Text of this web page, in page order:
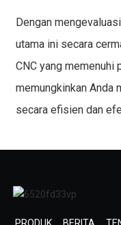
Dengan
utama ini secara
CNCyang memenuhi
memungkinkan Anda
secara efisien dan